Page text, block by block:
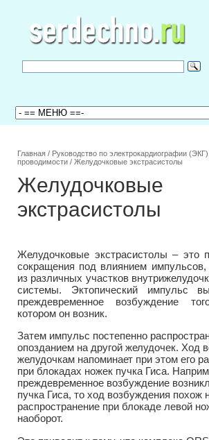
Главная / Руководство по электрокардиографии (ЭКГ)
проводимости / Желудочковые экстрасистолы
Желудочковые
экстрасистолы
Желудочковые экстрасистолы – это
сокращения под влиянием импульсов,
из различных участков
системы. Эктопический импульс
преждевременное возбуждение
котором он возник.
Затем импульс постепенно
опозданием на другой желудочек. Ход
желудочкам напоминает при этом его
при блокадах ножек пучка Гиса.
преждевременное возбуждение
пучка Гиса, то ход возбуждения похож
распространение при блокаде левой
наоборот.